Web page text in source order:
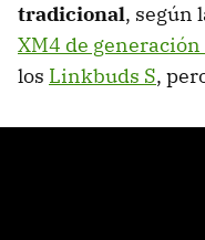
tradicional, según
XM4 de
los Linkbuds S,